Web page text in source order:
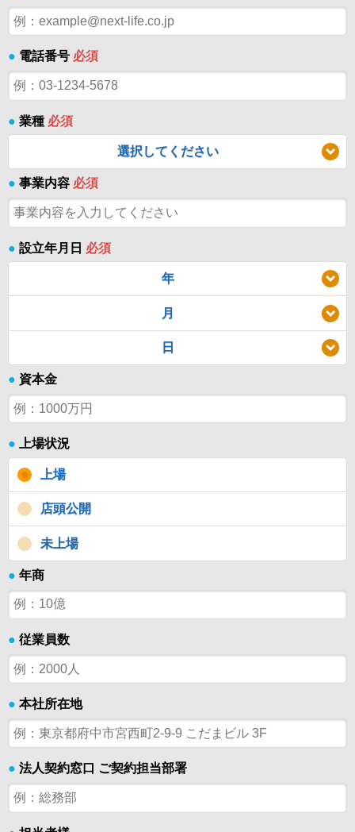
● 電話番号 必須
● 業種 必須
選択してください
● 事業内容 必須
● 設立年月日 必須
年
月
日
● 資本金
● 上場状況
上場
店頭公開
未上場
● 年商
● 従業員数
● 本社所在地
● 法人契約窓口 ご契約担当部署